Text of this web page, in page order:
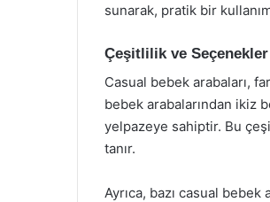
sunarak, pratik bir
Çeşitlilik ve Seçenekler
Casual bebek arabaları,
bebek arabalarından ikiz
yelpazeye sahiptir. Bu
tanır.
Ayrıca, bazı casual